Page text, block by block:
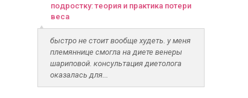
подростку: теория и практика потери
веса
быстро не стоит вообще худеть. у меня
племяннице смогла на диете венеры
шариповой. консультация диетолога
оказалась для...